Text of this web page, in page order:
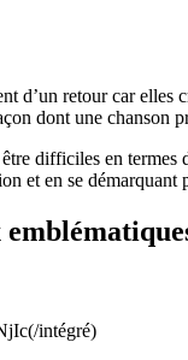
d’un retour car
dont une chanson
difficiles en
et en se démarquant
intégré)